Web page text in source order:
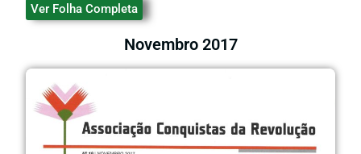
Ver Folha Completa
Novembro 2017